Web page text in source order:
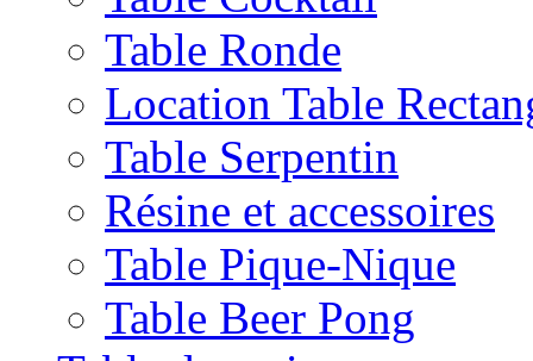
Table Ronde
Location Table
Table Serpentin
Résine et accessoires
Table Pique-Nique
Table Beer Pong